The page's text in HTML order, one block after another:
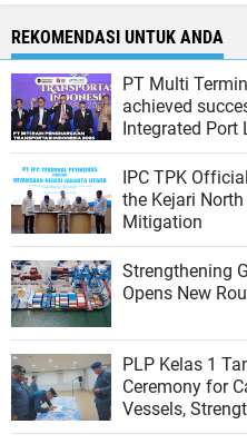
REKOMENDASI UNTUK ANDA
PT Multi
achieved
Integrated
IPC TPK
the Kejari
Mitigation
Strengthening
Opens New
PLP Kelas 1
Ceremony for
Vessels,
Shipping Safety